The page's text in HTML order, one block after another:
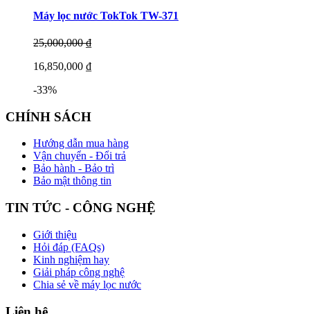
Máy lọc nước TokTok TW-371
25,000,000 ₫
16,850,000 ₫
-33%
CHÍNH SÁCH
Hướng dẫn mua hàng
Vận chuyển - Đổi trả
Bảo hành - Bảo trì
Bảo mật thông tin
TIN TỨC - CÔNG NGHỆ
Giới thiệu
Hỏi đáp (FAQs)
Kinh nghiệm hay
Giải pháp công nghệ
Chia sẻ về máy lọc nước